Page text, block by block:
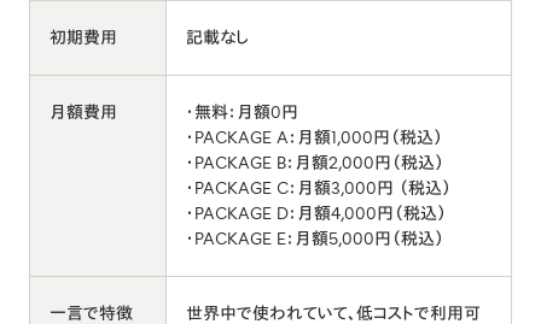
初期費用 記載なし
月額費用
・無料：月額0円
・PACKAGE A：月額1,000円（税込）
・PACKAGE B：月額2,000円（税込）
・PACKAGE C：月額3,000円 （税込）
・PACKAGE D：月額4,000円（税込）
・PACKAGE E：月額5,000円（税込）
一言で特徴
世界中で使われていて、低コストで利用可